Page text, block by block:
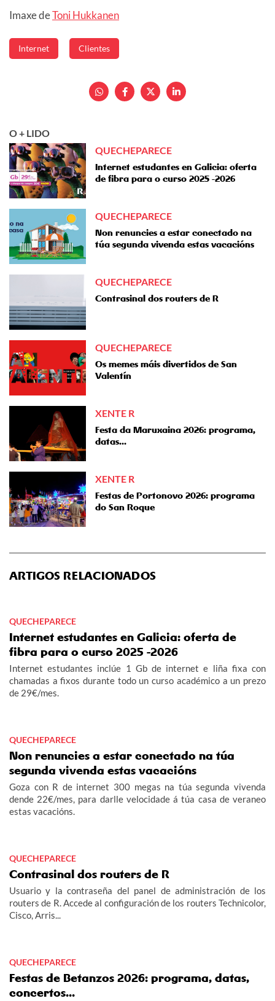
Imaxe deToni Hukkanen
Internet Clientes
O + LIDO
QUECHEPARECE
Internet estudantes en Galicia: oferta
de fibra para o curso 2025 -2026
QUECHEPARECE
Non renuncies a estar conectado na
túa segunda vivenda estas vacacións
QUECHEPARECE
Contrasinal dos routers de R
QUECHEPARECE
Os memes máis divertidos de San
Valentín
XENTE R
Festa da Maruxaina 2026: programa,
datas...
XENTE R
Festas de Portonovo 2026: programa
do San Roque
ARTIGOS RELACIONADOS
QUECHEPARECE
Internet estudantes en Galicia: oferta de
fibra para o curso 2025 -2026
Internet estudantes inclúe 1 Gb de internet e liña fixa con
chamadas a fixos durante todo un curso académico a un prezo
de 29€/mes.
QUECHEPARECE
Non renuncies a estar conectado na túa
segunda vivenda estas vacacións
Goza con R de internet 300 megas na túa segunda vivenda
dende 22€/mes, para darlle velocidade á túa casa de veraneo
estas vacacións.
QUECHEPARECE
Contrasinal dos routers de R
Usuario y la contraseña del panel de administración de los
routers de R. Accede al configuración de los routers Technicolor,
Cisco, Arris...
QUECHEPARECE
Festas de Betanzos 2026: programa, datas,
concertos...